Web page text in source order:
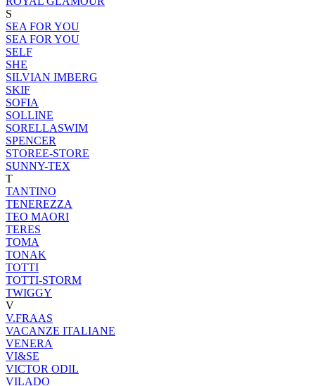
S
SEA FOR YOU
SEA FOR YOU
SELF
SHE
SILVIAN IMBERG
SKIF
SOFIA
SOLLINE
SORELLASWIM
SPENCER
STOREE-STORE
SUNNY-TEX
T
TANTINO
TENEREZZA
TEO MAORI
TERES
TOMA
TONAK
TOTTI
TOTTI-STORM
TWIGGY
V
V.FRAAS
VACANZE ITALIANE
VENERA
VI&SE
VICTOR ODIL
VILADO